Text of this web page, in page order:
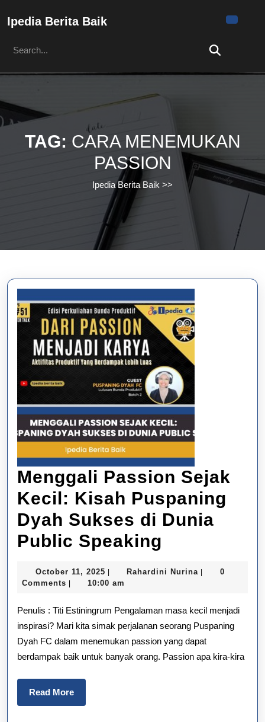
Ipedia Berita Baik
for:
TAG: CARA MENEMUKAN
PASSION
Ipedia Berita Baik >>
Menggali Passion Sejak
Kecil: Kisah Puspaning
Dyah Sukses di Dunia
Public Speaking
Sejak
Kecil:
Kisah
Puspaning
Dyah
October 11, 2025 October
11,
Rahardini Nurina Rahardini
0
Comments
10:00 am
Penulis : Titi Estiningrum Pengalaman masa kecil menjadi
inspirasi? Mari kita simak perjalanan seorang Puspaning
Dyah FC dalam menemukan passion yang dapat
berdampak baik untuk banyak orang. Passion apa kira-kira
Read MoreRead
More